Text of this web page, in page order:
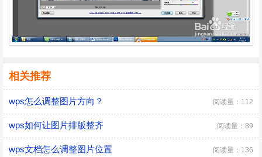
相关推荐
wps怎么调整图片方向？ 阅读量：112
wps如何让图片排版整齐 阅读量：89
wps文档怎么调整图片位置 阅读量：136